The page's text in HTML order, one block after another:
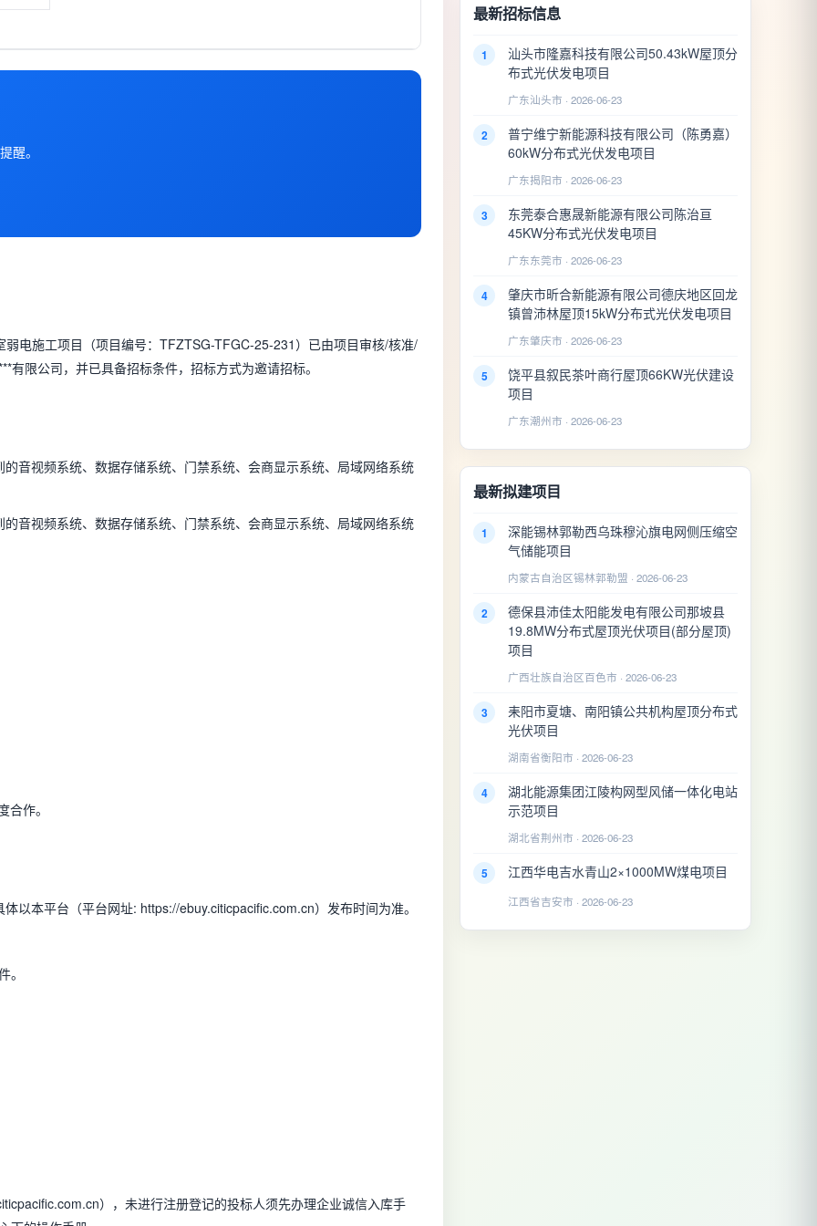
醒。
弱电施工项目 （项目编号： TFZTSG-TFGC-25-231）已由项目审核/核准/
有限公司，并已具备招标条件，招标方式为邀请招标。
音视频系统、数据存储系统、门禁系统、会商显示系统、局域网络系统
音视频系统、数据存储系统、门禁系统、会商显示系统、局域网络系统
作。
体以本平台（平台网址: https://ebuy.citicpacific.com.cn）发布时间为准。
），未进行注册登记的投标人须先办理企业诚信入库手
最新招标信息
1
汕头市隆嘉科技有限公司50.43kW屋顶分
布式光伏发电项目
广东汕头市 · 2026-06-23
2
普宁维宁新能源科技有限公司（陈勇嘉）
60kW分布式光伏发电项目
广东揭阳市 · 2026-06-23
3
东莞泰合惠晟新能源有限公司陈治亘
45KW分布式光伏发电项目
广东东莞市 · 2026-06-23
4
肇庆市昕合新能源有限公司德庆地区回龙
镇曾沛林屋顶15kW分布式光伏发电项目
广东肇庆市 · 2026-06-23
5
饶平县叙民茶叶商行屋顶66KW光伏建设
项目
广东潮州市 · 2026-06-23
最新拟建项目
1
深能锡林郭勒西乌珠穆沁旗电网侧压缩空
气储能项目
内蒙古自治区锡林郭勒盟 · 2026-06-23
2
德保县沛佳太阳能发电有限公司那坡县
19.8MW分布式屋顶光伏项目(部分屋顶)
项目
广西壮族自治区百色市 · 2026-06-23
3
耒阳市夏塘、南阳镇公共机构屋顶分布式
光伏项目
湖南省衡阳市 · 2026-06-23
4
湖北能源集团江陵构网型风储一体化电站
示范项目
湖北省荆州市 · 2026-06-23
5 江西华电吉水青山2×1000MW煤电项目
江西省吉安市 · 2026-06-23